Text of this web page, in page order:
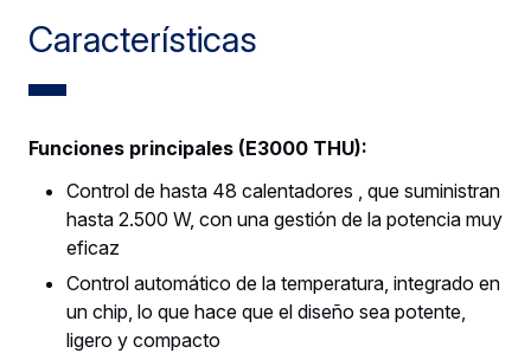
Características
Funciones principales (E3000 THU):
Control de hasta 48 calentadores , que suministran
hasta 2.500 W, con una gestión de la potencia muy
eficaz
Control automático de la temperatura, integrado en
un chip, lo que hace que el diseño sea potente,
ligero y compacto